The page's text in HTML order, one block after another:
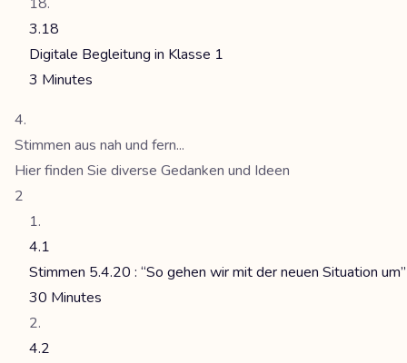
3.18
Digitale Begleitung in Klasse 1
3 Minutes
Stimmen aus nah und fern...
Hier finden Sie diverse Gedanken und Ideen
2
4.1
Stimmen 5.4.20 : “So gehen wir mit der neuen Situation um”
30 Minutes
4.2